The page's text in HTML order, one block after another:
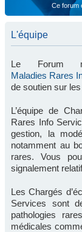
Ce forum
L'équipe
Le Forum
Maladies Rares
de soutien sur
L’équipe de
Rares Info
gestion, la
notamment au
rares. Vous
signalement
Les Chargés
Services sont
pathologies
médicales